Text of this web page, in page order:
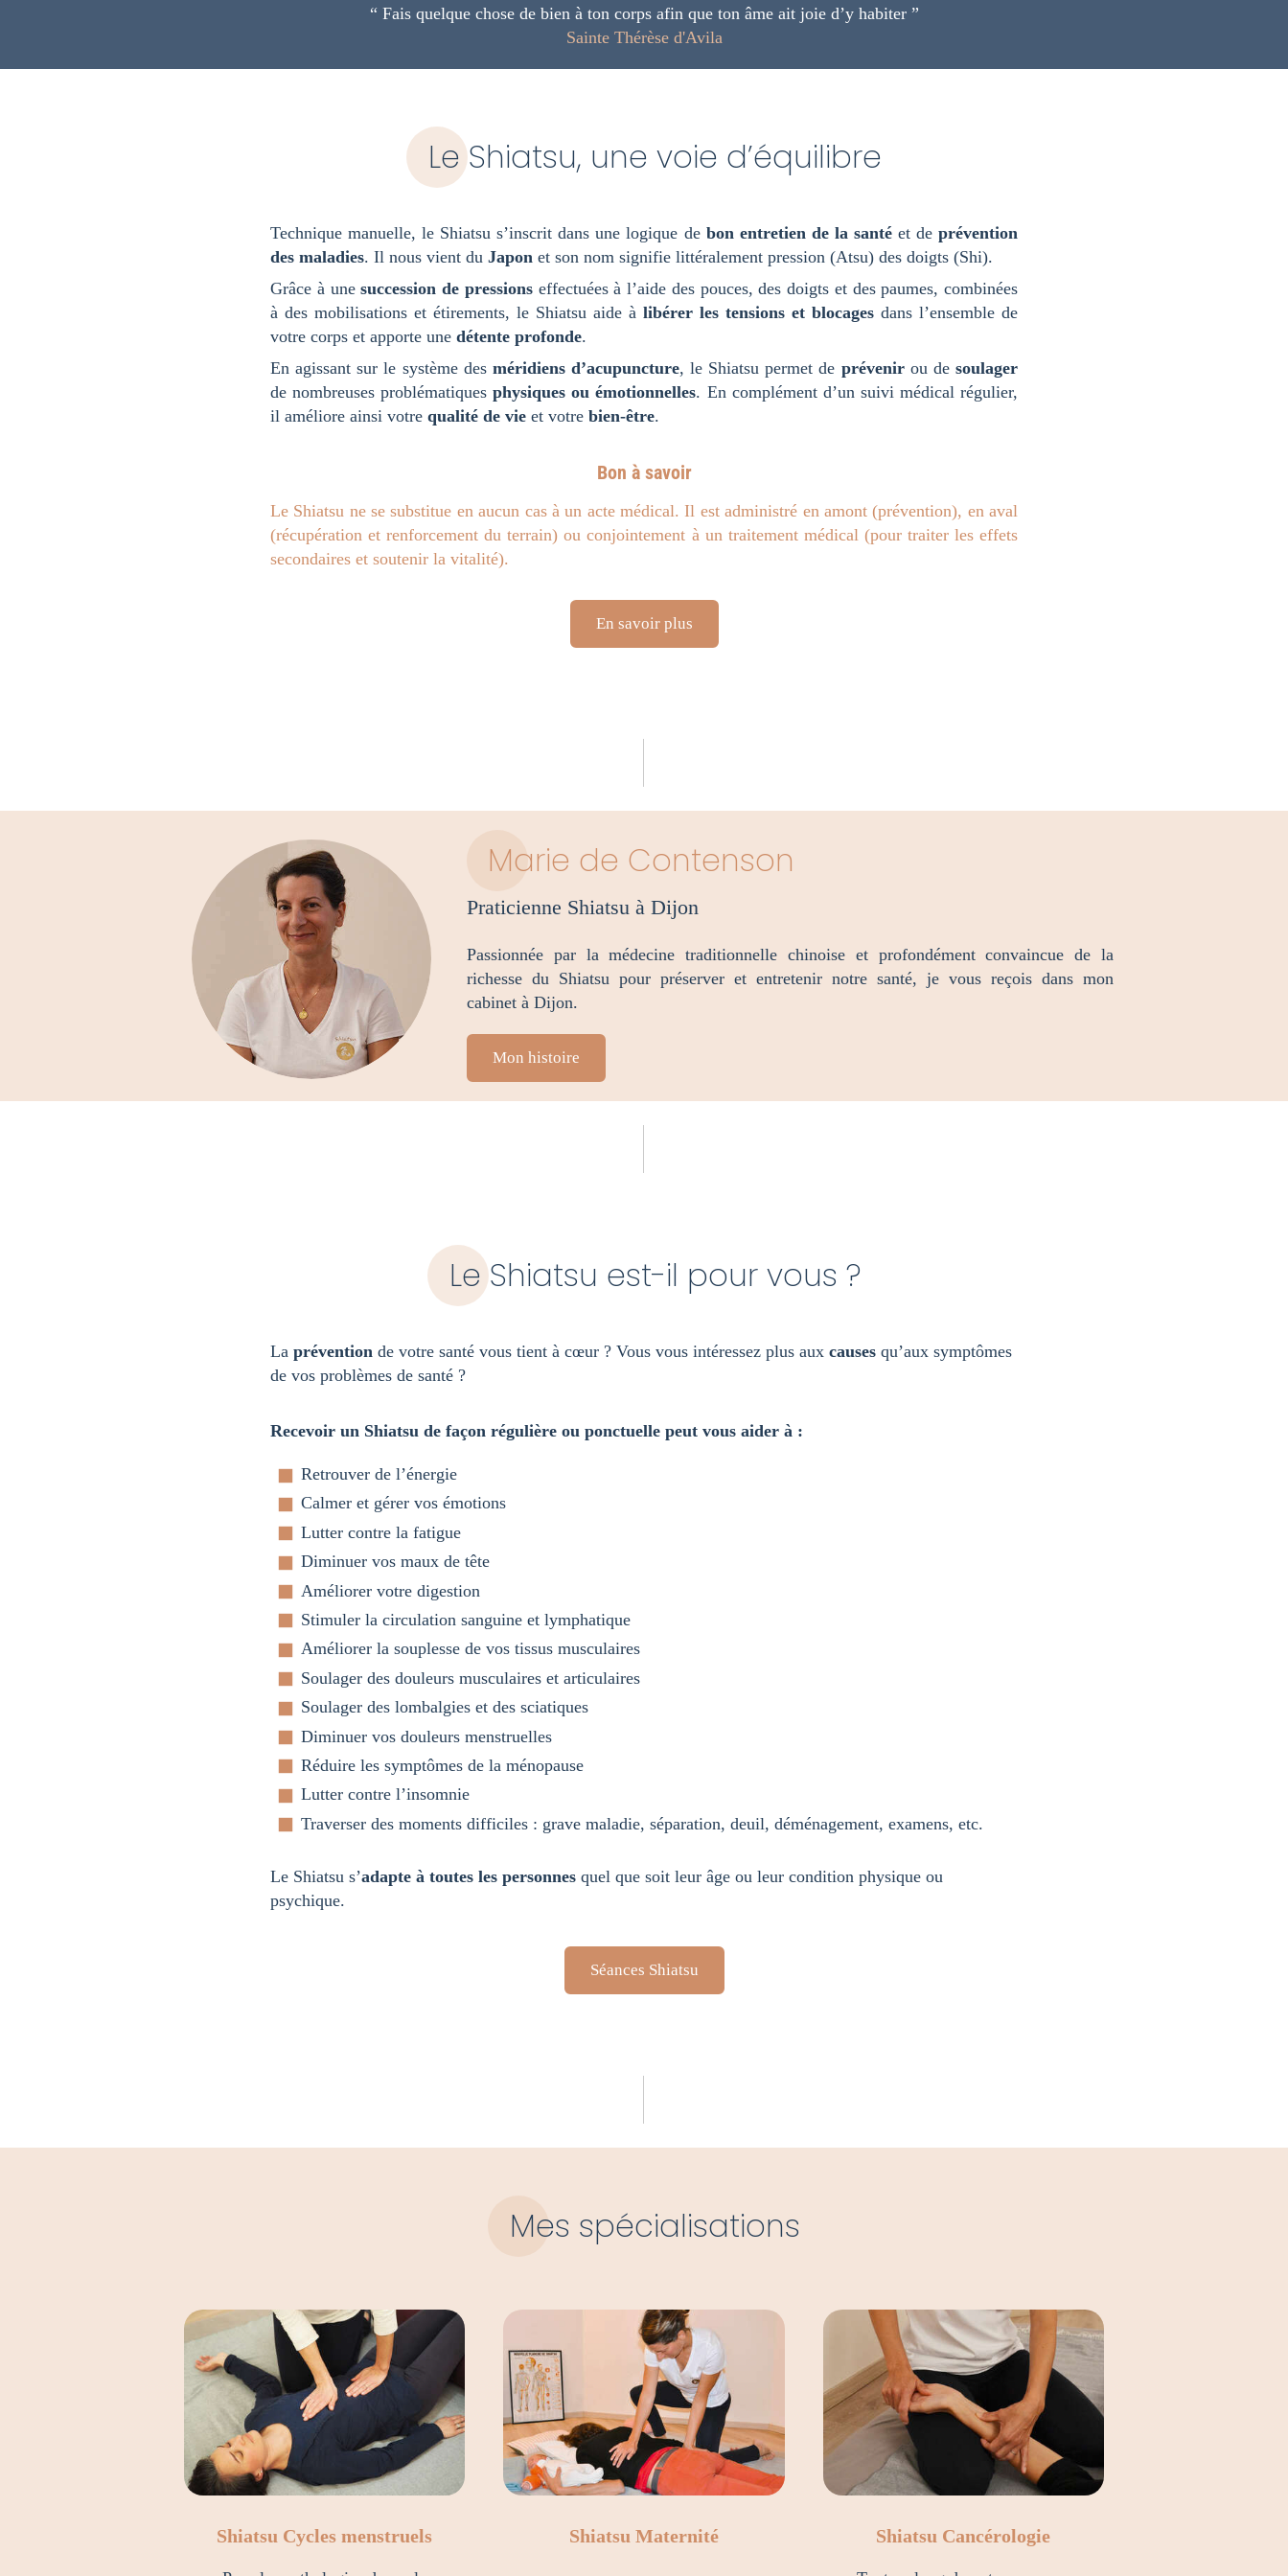
“ Fais quelque chose de bien à ton corps afin que ton âme ait joie d’y habiter ”
Sainte Thérèse d'Avila
Le Shiatsu, une voie d’équilibre
Technique manuelle, le Shiatsu s’inscrit dans une logique debon entretien de la santé et deprévention
des maladies. Il nous vient du Japon et son nom signifie littéralement pression (Atsu) des doigts (Shi).
Grâce à unesuccession de pressionseffectuées à l’aide des pouces, des doigts et des paumes, combinées
à des mobilisations et étirements, le Shiatsu aide à libérer les tensions et blocages dans l’ensemble de
votre corps et apporte une détente profonde.
En agissant sur le système des méridiens d’acupuncture, le Shiatsu permet de prévenirou desoulager
de nombreuses problématiquesphysiques ou émotionnelles. En complément d’un suivi médical régulier,
il améliore ainsi votre qualité de vie et votre bien-être.
Bon à savoir
Le Shiatsu ne se substitue en aucun cas à un acte médical. Il est administré en amont (prévention), en aval
(récupération et renforcement du terrain) ou conjointement à un traitement médical (pour traiter les effets
secondaires et soutenir la vitalité).
En savoir plus
Marie de Contenson
Praticienne Shiatsu à Dijon
Passionnée par la médecine traditionnelle chinoise et profondément convaincue de la
richesse du Shiatsu pour préserver et entretenir notre santé, je vous reçois dans mon
cabinet à Dijon.
Mon histoire
Le Shiatsu est-il pour vous ?
La prévention de votre santé vous tient à cœur ? Vous vous intéressez plus aux causes qu’aux symptômes
de vos problèmes de santé ?
Recevoir un Shiatsu de façon régulière ou ponctuelle peut vous aider à :
Retrouver de l’énergie
Calmer et gérer vos émotions
Lutter contre la fatigue
Diminuer vos maux de tête
Améliorer votre digestion
Stimuler la circulation sanguine et lymphatique
Améliorer la souplesse de vos tissus musculaires
Soulager des douleurs musculaires et articulaires
Soulager des lombalgies et des sciatiques
Diminuer vos douleurs menstruelles
Réduire les symptômes de la ménopause
Lutter contre l’insomnie
Traverser des moments difficiles : grave maladie, séparation, deuil, déménagement, examens, etc.
Le Shiatsu s’adapte à toutes les personnes quel que soit leur âge ou leur condition physique ou
psychique.
Séances Shiatsu
Mes spécialisations
Shiatsu Cycles menstruels Shiatsu Maternité Shiatsu Cancérologie